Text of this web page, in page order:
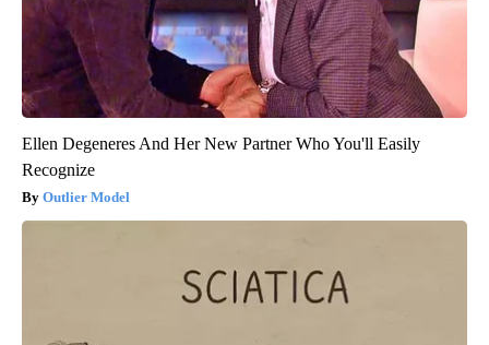
Ellen Degeneres And Her New Partner Who You'll Easily
Recognize
Outlier Model